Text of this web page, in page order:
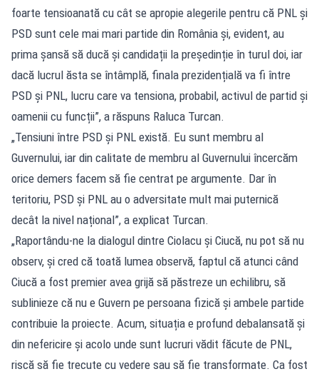
foarte tensioanată cu cât se apropie alegerile pentru că PNL și
PSD sunt cele mai mari partide din România și, evident, au
prima șansă să ducă și candidații la președinție în turul doi, iar
dacă lucrul ăsta se întâmplă, finala prezidențială va fi între
PSD și PNL, lucru care va tensiona, probabil, activul de partid și
oamenii cu funcții”, a răspuns Raluca Turcan.
„Tensiuni între PSD și PNL există. Eu sunt membru al
Guvernului, iar din calitate de membru al Guvernului încercăm
orice demers facem să fie centrat pe argumente. Dar în
teritoriu, PSD și PNL au o adversitate mult mai puternică
decât la nivel național”, a explicat Turcan.
„Raportându-ne la dialogul dintre Ciolacu și Ciucă, nu pot să nu
observ, și cred că toată lumea observă, faptul că atunci când
Ciucă a fost premier avea grijă să păstreze un echilibru, să
sublinieze că nu e Guvern pe persoana fizică și ambele partide
contribuie la proiecte. Acum, situația e profund debalansată și
din nefericire și acolo unde sunt lucruri vădit făcute de PNL,
riscă să fie trecute cu vedere sau să fie transformate. Ca fost